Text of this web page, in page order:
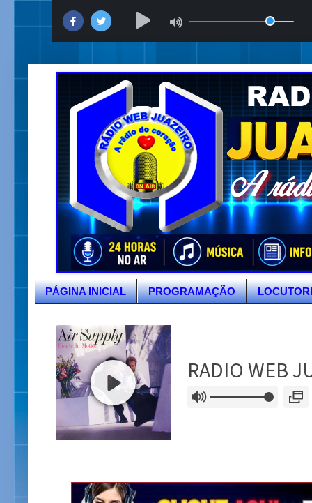
PÁGINA INICIAL PROGRAMAÇÃO